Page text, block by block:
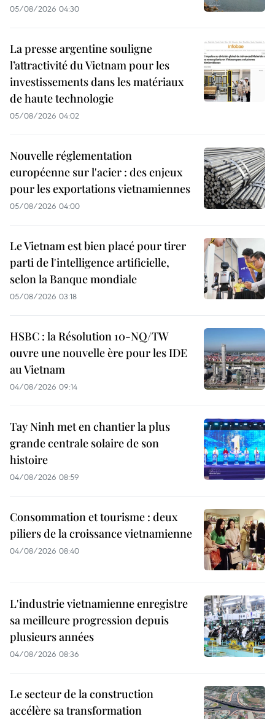
05/08/2026 04:30
La presse argentine souligne
l’attractivité du Vietnam pour les
investissements dans les matériaux
de haute technologie
05/08/2026 04:02
Nouvelle réglementation
européenne sur l'acier : des enjeux
pour les exportations vietnamiennes
05/08/2026 04:00
Le Vietnam est bien placé pour tirer
parti de l'intelligence artificielle,
selon la Banque mondiale
05/08/2026 03:18
HSBC : la Résolution 10-NQ/TW
ouvre une nouvelle ère pour les IDE
au Vietnam
04/08/2026 09:14
Tay Ninh met en chantier la plus
grande centrale solaire de son
histoire
04/08/2026 08:59
Consommation et tourisme : deux
piliers de la croissance vietnamienne
04/08/2026 08:40
L'industrie vietnamienne enregistre
sa meilleure progression depuis
plusieurs années
04/08/2026 08:36
Le secteur de la construction
accélère sa transformation